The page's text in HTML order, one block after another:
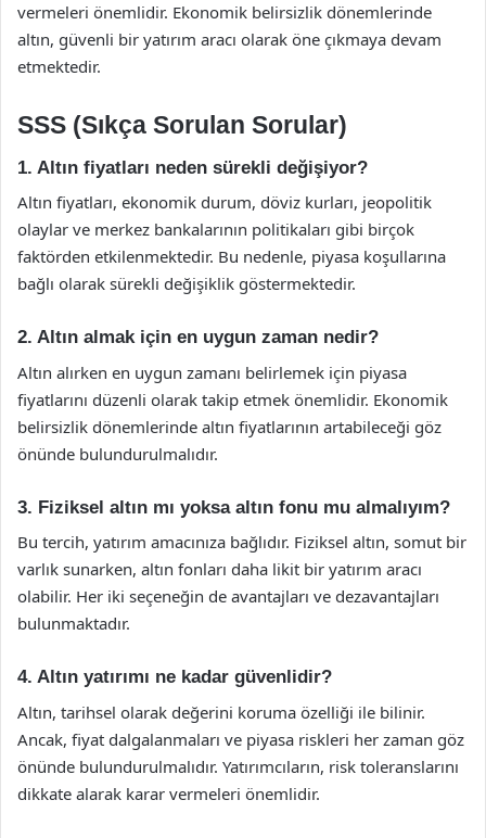
vermeleri önemlidir. Ekonomik belirsizlik dönemlerinde
altın, güvenli bir yatırım aracı olarak öne çıkmaya devam
etmektedir.
SSS (Sıkça Sorulan Sorular)
1. Altın fiyatları neden sürekli değişiyor?
Altın fiyatları, ekonomik durum, döviz kurları, jeopolitik
olaylar ve merkez bankalarının politikaları gibi birçok
faktörden etkilenmektedir. Bu nedenle, piyasa koşullarına
bağlı olarak sürekli değişiklik göstermektedir.
2. Altın almak için en uygun zaman nedir?
Altın alırken en uygun zamanı belirlemek için piyasa
fiyatlarını düzenli olarak takip etmek önemlidir. Ekonomik
belirsizlik dönemlerinde altın fiyatlarının artabileceği göz
önünde bulundurulmalıdır.
3. Fiziksel altın mı yoksa altın fonu mu almalıyım?
Bu tercih, yatırım amacınıza bağlıdır. Fiziksel altın, somut bir
varlık sunarken, altın fonları daha likit bir yatırım aracı
olabilir. Her iki seçeneğin de avantajları ve dezavantajları
bulunmaktadır.
4. Altın yatırımı ne kadar güvenlidir?
Altın, tarihsel olarak değerini koruma özelliği ile bilinir.
Ancak, fiyat dalgalanmaları ve piyasa riskleri her zaman göz
önünde bulundurulmalıdır. Yatırımcıların, risk toleranslarını
dikkate alarak karar vermeleri önemlidir.